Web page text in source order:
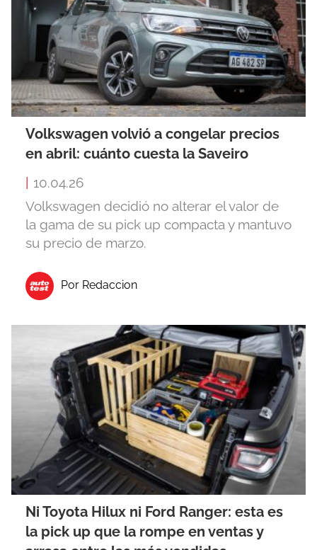
Volkswagen volvió a congelar precios
en abril: cuánto cuesta la Saveiro
10.04.26
Volkswagen decidió no alterar el valor de
la gama de su pick up compacta y mantuvo
su precio de marzo.
Por Redaccion
Ni Toyota Hilux ni Ford Ranger: esta es
la pick up que la rompe en ventas y